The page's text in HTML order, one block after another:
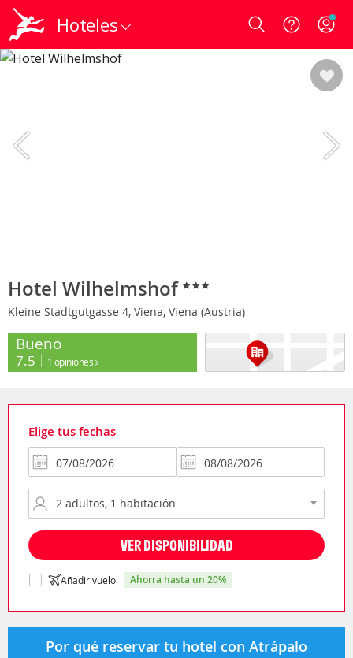
Hoteles Login
Hotel Wilhelmshof
Kleine Stadtgutgasse 4, Viena, Viena (Austria)
Bueno
7.5 1 opiniones
Elige tus fechas
VER DISPONIBILIDAD
Añadir vuelo ahorra hasta un 20%
Por qué reservar tu hotel con Atrápalo